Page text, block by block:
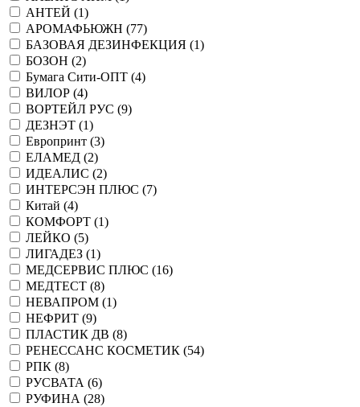
АНТЕЙ (1)
АРОМАФЬЮЖН (77)
БАЗОВАЯ ДЕЗИНФЕКЦИЯ (1)
БОЗОН (2)
Бумага Сити-ОПТ (4)
ВИЛОР (4)
ВОРТЕЙЛ РУС (9)
ДЕЗНЭТ (1)
Европринт (3)
ЕЛАМЕД (2)
ИДЕАЛИС (2)
ИНТЕРСЭН ПЛЮС (7)
Китай (4)
КОМФОРТ (1)
ЛЕЙКО (5)
ЛИГАДЕЗ (1)
МЕДСЕРВИС ПЛЮС (16)
МЕДТЕСТ (8)
НЕВАПРОМ (1)
НЕФРИТ (9)
ПЛАСТИК ДВ (8)
РЕНЕССАНС КОСМЕТИК (54)
РПК (8)
РУСВАТА (6)
РУФИНА (28)